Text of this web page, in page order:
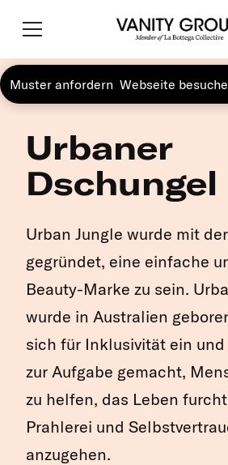
Muster anfordern Webseite
Urbaner
Dschungel
Urban Jungle wurde mit
gegründet, eine einfache
Beauty-Marke zu sein.
wurde in Australien
sich für Inklusivität ein
zur Aufgabe gemacht,
zu helfen, das Leben
Prahlerei und
anzugehen.